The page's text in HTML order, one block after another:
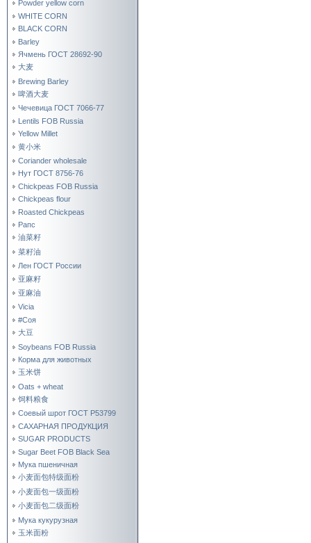
Powder yellow corn
WHITE CORN
BLACK CORN
Barley
Ячмень ГОСТ 28692-90
大麦
Brewing Barley
啤酒大麦
Чечевица ГОСТ 7066-77
Lentils FOB Russia
Yellow Millet
黄小米
Coriander wholesale
Нут ГОСТ 8756-76
Chickpeas FOB Russia
Chickpeas flour
Roasted Chickpeas
Рапс
油菜籽
菜籽油
Лен ГОСТ России
亚麻籽
亚麻油
Vicia
#Соя
大豆
Soybeans FOB Russia
Корма для животных
玉米饼
Oats + wheat
饲料粮食
Соевый шрот ГОСТ Р53799
САХАРНАЯ ПРОДУКЦИЯ
SUGAR PRODUCTS
Sugar Beet FOB Black Sea
Мука пшеничная
小麦面包特级面粉
小麦面包一级面粉
小麦面包二级面粉
Мука кукурузная
玉米面粉